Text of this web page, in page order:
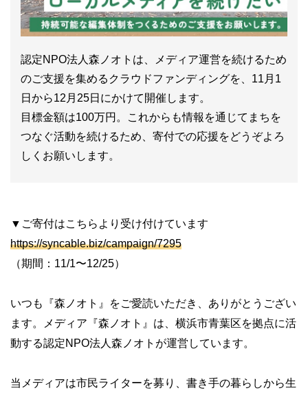
認定NPO法人森ノオトは、メディア運営を続けるため
のご支援を集めるクラウドファンディングを、11月1
日から12月25日にかけて開催します。
目標金額は100万円。これからも情報を通じてまちを
つなぐ活動を続けるため、寄付での応援をどうぞよろ
しくお願いします。
▼ご寄付はこちらより受け付けています
https://syncable.biz/campaign/7295
（期間：11/1〜12/25）
いつも『森ノオト』をご愛読いただき、ありがとうござい
ます。メディア『森ノオト』は、横浜市青葉区を拠点に活
動する認定NPO法人森ノオトが運営しています。
当メディアは市民ライターを募り、書き手の暮らしから生